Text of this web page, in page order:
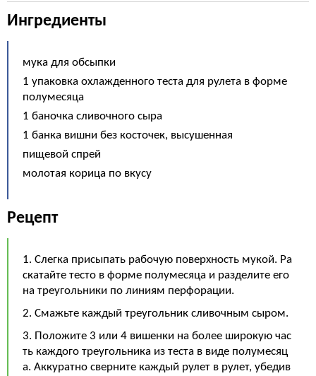
Ингредиенты
мука для обсыпки
1 упаковка охлажденного теста для рулета в форме
полумесяца
1 баночка сливочного сыра
1 банка вишни без косточек, высушенная
пищевой спрей
молотая корица по вкусу
Рецепт
1. Слегка присыпать рабочую поверхность мукой. Ра
скатайте тесто в форме полумесяца и разделите его
на треугольники по линиям перфорации.
2. Смажьте каждый треугольник сливочным сыром.
3. Положите 3 или 4 вишенки на более широкую час
ть каждого треугольника из теста в виде полумесяц
а. Аккуратно сверните каждый рулет в рулет, убедив